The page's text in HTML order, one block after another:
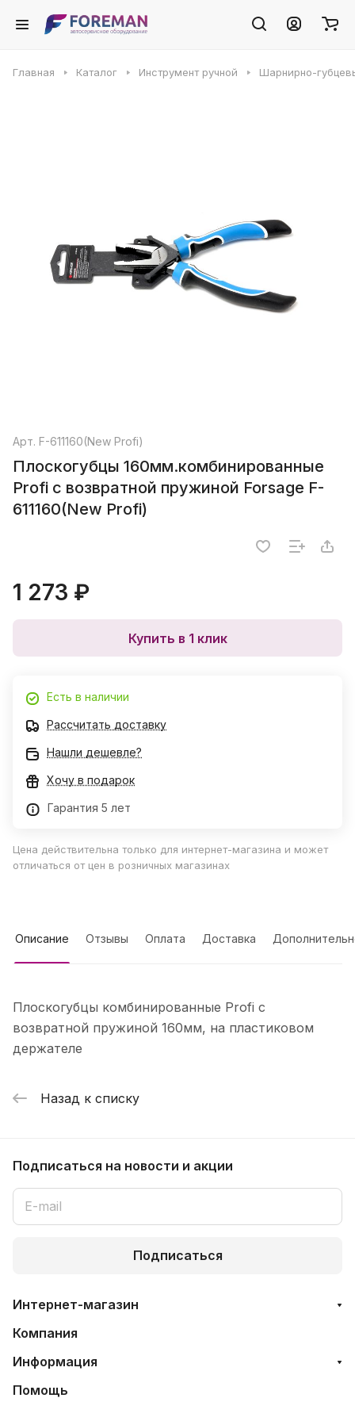
Главная Каталог Инструмент ручной Шарнирно-
Арт. F-611160(New Profi)
Плоскогубцы 160мм.комбинированные
Profi с возвратной пружиной Forsage F-
611160(New Profi)
1 273 ₽
Купить в 1 клик
Есть в наличии
Рассчитать доставку
Нашли дешевле?
Хочу в подарок
Гарантия 5 лет
Цена действительна только для интернет-магазина и может
отличаться от цен в розничных магазинах
Описание Отзывы Оплата Доставка
Плоскогубцы комбинированные Profi с
возвратной пружиной 160мм, на пластиковом
держателе
Назад к списку
Подписаться на новости и акции
Подписаться
Интернет-магазин
Компания
Информация
Помощь